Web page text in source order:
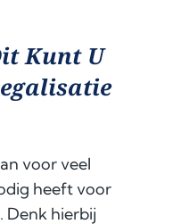
Kunt U
voor veel
heeft voor
Denk hierbij